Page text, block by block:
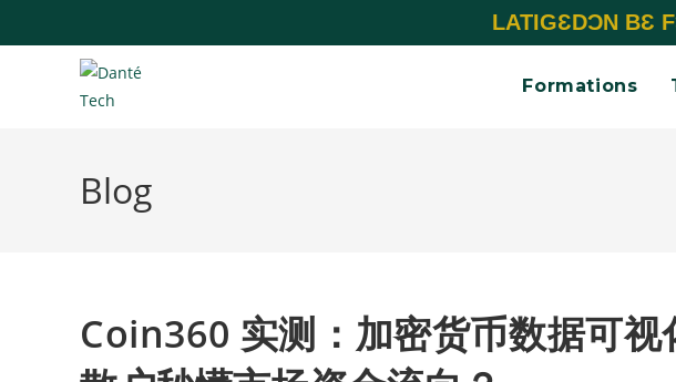
LATIGƐDƆN BƐ
Formations
Blog
Coin360 实测：加密货币数据可